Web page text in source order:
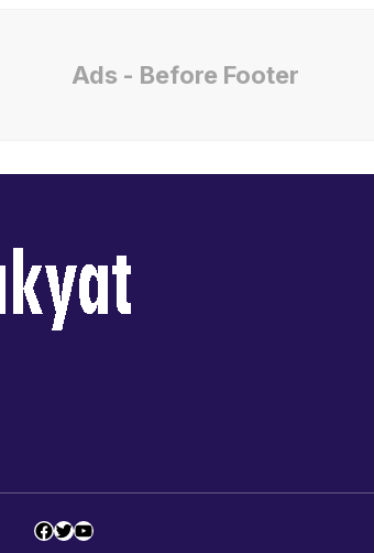
Ads - Before Footer
Facebook
Twitter
YouTube